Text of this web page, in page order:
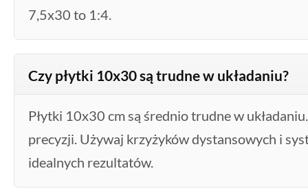
7,5x30 to 1:4.
Czy płytki 10x30 są trudne w układaniu?
Płytki 10x30 cm są średnio trudne w
precyzji. Używaj krzyżyków dystansowych i
idealnych rezultatów.